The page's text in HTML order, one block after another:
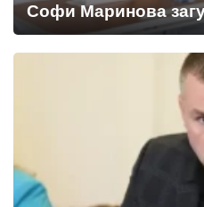
Софи Маринова